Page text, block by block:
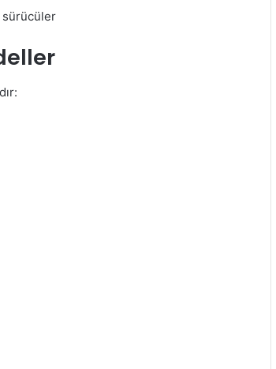
sürücüler